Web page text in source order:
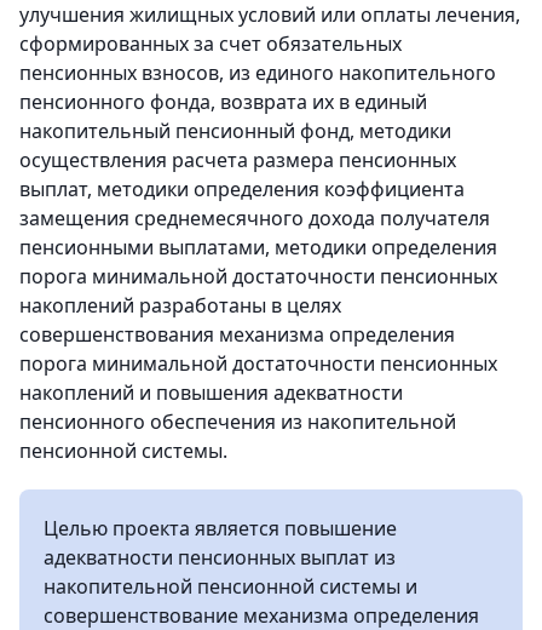
улучшения жилищных условий или оплаты лечения,
сформированных за счет обязательных
пенсионных взносов, из единого накопительного
пенсионного фонда, возврата их в единый
накопительный пенсионный фонд, методики
осуществления расчета размера пенсионных
выплат, методики определения коэффициента
замещения среднемесячного дохода получателя
пенсионными выплатами, методики определения
порога минимальной достаточности пенсионных
накоплений разработаны в целях
совершенствования механизма определения
порога минимальной достаточности пенсионных
накоплений и повышения адекватности
пенсионного обеспечения из накопительной
пенсионной системы.
Целью проекта является повышение
адекватности пенсионных выплат из
накопительной пенсионной системы и
совершенствование механизма определения